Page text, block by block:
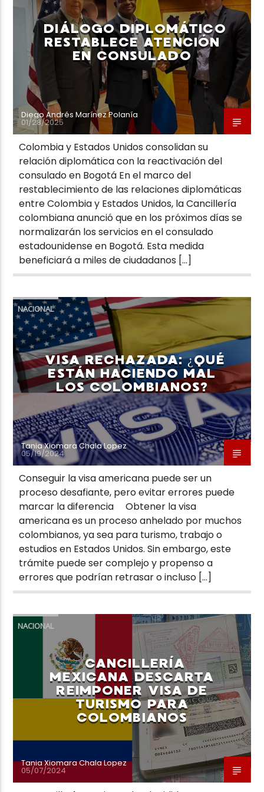
Neiva Estereo
DIÁLOGO DIPLOMÁTICO
RESTABLECE ATENCIÓN
EN CONSULADO
Diego Andrés Marínez Polanía
01/28/2025
Colombia y Estados Unidos consolidan su
relación diplomática con la reactivación del
consulado en Bogotá En el marco del
restablecimiento de las relaciones diplomáticas
entre Colombia y Estados Unidos, la Cancillería
colombiana anunció que en los próximos días se
normalizarán los servicios en el consulado
estadounidense en Bogotá. Esta medida
beneficiará a miles de ciudadanos […]
NACIONAL
VISA RECHAZADA: ¿QUÉ
ESTÁN HACIENDO MAL
LOS COLOMBIANOS?
Tania Xiomara Chala Lopez
05/19/2024
Conseguir la visa americana puede ser un
proceso desafiante, pero evitar errores puede
marcar la diferencia Obtener la visa
americana es un proceso anhelado por muchos
colombianos, ya sea para turismo, trabajo o
estudios en Estados Unidos. Sin embargo, este
trámite puede ser complejo y propenso a
errores que podrían retrasar o incluso […]
NACIONAL
CANCILLERÍA
MEXICANA DESCARTA
REIMPONER VISA DE
TURISMO PARA
COLOMBIANOS
Tania Xiomara Chala Lopez
05/07/2024